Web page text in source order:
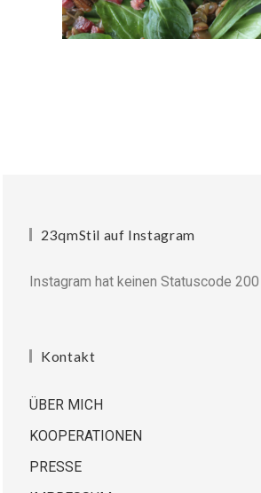
23qmStil auf Instagram
Instagram hat keinen Statuscode
Kontakt
ÜBER MICH
KOOPERATIONEN
PRESSE